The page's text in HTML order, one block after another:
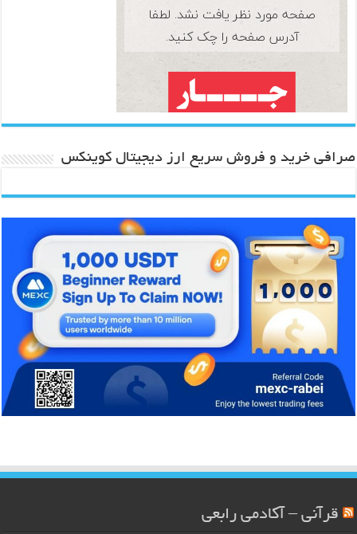
صرافی خرید و فروش سریع ارز دیجیتال کوینکس
قرآنی – آکادمی رابعی